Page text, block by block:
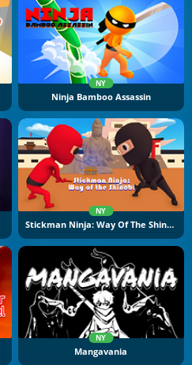
NY
Ninja Bamboo Assassin
NY
Stickman Ninja: Way Of The Shinobi
NY
Mangavania